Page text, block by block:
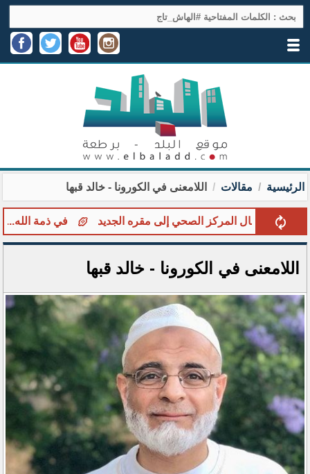
الرئيسية مقالات اللامعنى في الكورونا - خالد قبها
انتقال المركز الصحي إلى مقره الجديد في ذمة الله...
اللامعنى في الكورونا - خالد قبها